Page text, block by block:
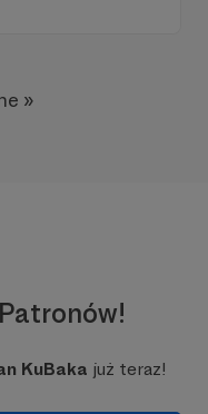
»
KuBaka już teraz!